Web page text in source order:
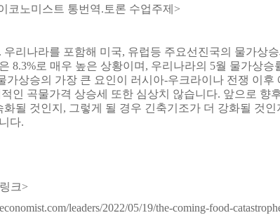
코노미스트 통번역.토론 수업주제>
우리나라를 포함해 미국, 유럽등 주요선진국의 물가상
8.3%로 매우 높은 상황이며, 우리나라의 5월 물가상승
가상승의 가장 큰 요인이 러시아-우크라이나 전쟁 이
인 곡물가격 상승세 또한 심상치 않습니다. 앞으로 향
화될 것인지, 그렇게 될 경우 긴축기조가 더 강화될 것
다.
크>
leaders/2022/05/19/the-coming-food-